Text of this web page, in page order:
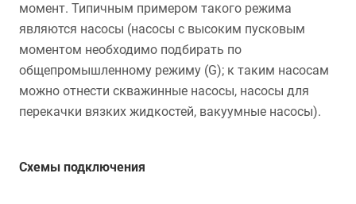
момент. Типичным примером такого режима
являются насосы (насосы с высоким пусковым
моментом необходимо подбирать по
общепромышленному режиму (G); к таким насосам
можно отнести скважинные насосы, насосы для
перекачки вязких жидкостей, вакуумные насосы).
Схемы подключения